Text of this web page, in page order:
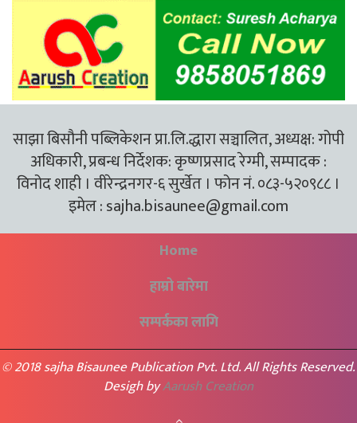
साझा बिसौनी पब्लिकेशन प्रा.लि.द्धारा सञ्चालित, अध्यक्ष: गोपी
अधिकारी, प्रबन्ध निर्देशक: कृष्णप्रसाद रेग्मी, सम्पादक :
विनोद शाही । वीरेन्द्रनगर-६ सुर्खेत । फोन नं. ०८३-५२०९८८ ।
इमेल :sajha.bisaunee@gmail.com
Home
हाम्रो बारेमा
सम्पर्कका लागि
© 2018 sajha Bisaunee Publication Pvt. Ltd. All Rights Reserved.
Desigh byAarush Creation